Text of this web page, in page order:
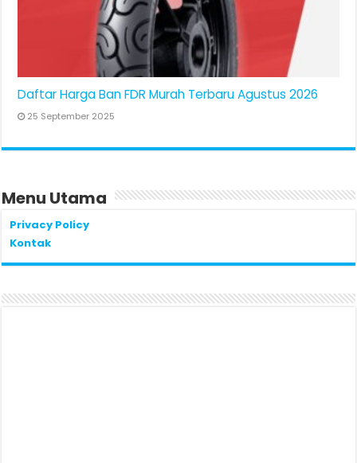
Daftar Harga Ban FDR Murah Terbaru Agustus 2026
25 September 2025
Menu Utama
Privacy Policy
Kontak